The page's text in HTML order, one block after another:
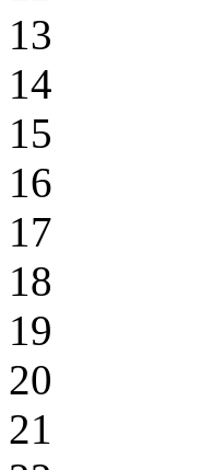
13
14
15
16
17
18
19
20
21